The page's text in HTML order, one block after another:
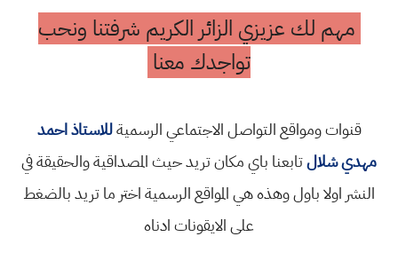
مهم لك عزيزي الزائر الكريم شرفتنا ونحب
تواجدك معنا
قنوات ومواقع التواصل الاجتماعي الرسميةللاستاذ احمد
مهدي شلالتابعنا باي مكان تريد حيث المصداقية والحقيقة في
النشر اولا باول وهذه هي المواقع الرسمية اختر ما تريد بالضغط
على الايقونات ادناه